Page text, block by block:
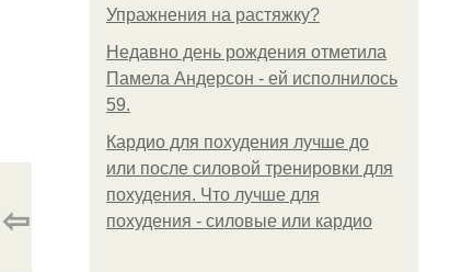
Упражнения на растяжку?
Недавно день рождения отметила
Памела Андерсон - ей исполнилось
59.
Кардио для похудения лучше до
или после силовой тренировки для
похудения. Что лучше для
похудения - силовые или кардио
⇦